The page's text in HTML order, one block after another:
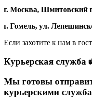
г. Москва, Шмитовский
г. Гомель, ул.
Если захотите к нам в
Курьерская служба
Мы готовы
курьерскими